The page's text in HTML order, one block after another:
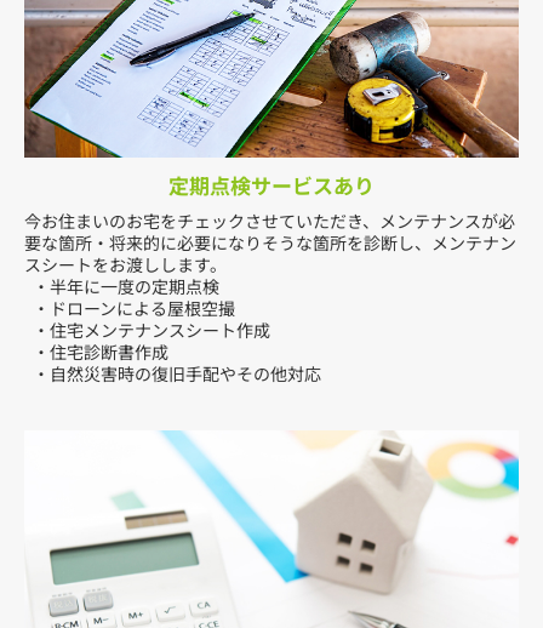
定期点検サービスあり
今お住まいのお宅をチェックさせていただき、メンテナンスが必
要な箇所・将来的に必要になりそうな箇所を診断し、メンテナン
スシートをお渡しします。
・半年に一度の定期点検
・ドローンによる屋根空撮
・住宅メンテナンスシート作成
・住宅診断書作成
・自然災害時の復旧手配やその他対応